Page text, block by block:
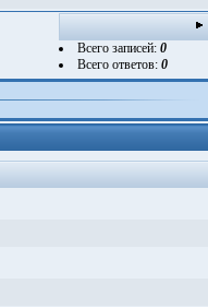
Всего записей: 0
Всего ответов: 0